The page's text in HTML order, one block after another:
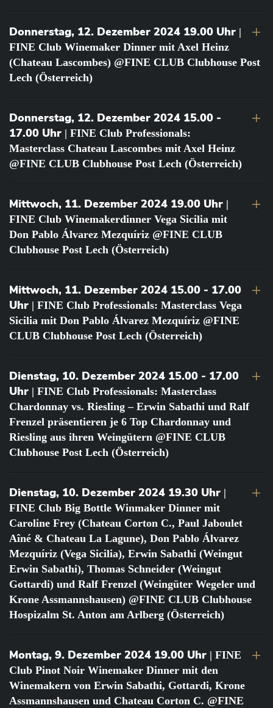
Donnerstag, 12. Dezember 2024 19.00 Uhr |
FINE Club Winemaker Dinner mit Axel Heinz
(Chateau Lascombes) @FINE CLUB Clubhouse Post
Lech (Österreich)
Donnerstag, 12. Dezember 2024 15.00 -
17.00 Uhr | FINE Club Professionals:
Masterclass Chateau Lascombes mit Axel Heinz
@FINE CLUB Clubhouse Post Lech (Österreich)
Mittwoch, 11. Dezember 2024 19.00 Uhr |
FINE Club Winemakerdinner Vega Sicilia mit
Don Pablo Álvarez Mezquíriz @FINE CLUB
Clubhouse Post Lech (Österreich)
Mittwoch, 11. Dezember 2024 15.00 - 17.00
Uhr | FINE Club Professionals: Masterclass Vega
Sicilia mit Don Pablo Álvarez Mezquíriz @FINE
CLUB Clubhouse Post Lech (Österreich)
Dienstag, 10. Dezember 2024 15.00 - 17.00
Uhr | FINE Club Professionals: Masterclass
Chardonnay vs. Riesling – Erwin Sabathi und Ralf
Frenzel präsentieren je 6 Top Chardonnay und
Riesling aus ihren Weingütern @FINE CLUB
Clubhouse Post Lech (Österreich)
Dienstag, 10. Dezember 2024 19.30 Uhr |
FINE Club Big Bottle Winmaker Dinner mit
Caroline Frey (Chateau Corton C., Paul Jaboulet
Aîné & Chateau La Lagune), Don Pablo Álvarez
Mezquíriz (Vega Sicilia), Erwin Sabathi (Weingut
Erwin Sabathi), Thomas Schneider (Weingut
Gottardi) und Ralf Frenzel (Weingüter Wegeler und
Krone Assmannshausen) @FINE CLUB Clubhouse
Hospizalm St. Anton am Arlberg (Österreich)
Montag, 9. Dezember 2024 19.00 Uhr | FINE
Club Pinot Noir Winemaker Dinner mit den
Winemakern von Erwin Sabathi, Gottardi, Krone
Assmannshausen und Chateau Corton C. @FINE